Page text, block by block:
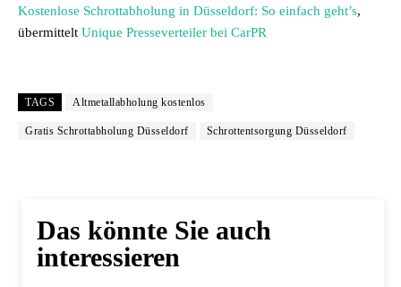
Kostenlose Schrottabholung in Düsseldorf: So einfach geht’s,
übermittelt Unique Presseverteiler bei CarPR
TAGS Altmetallabholung kostenlos
Gratis Schrottabholung Düsseldorf Schrottentsorgung Düsseldorf
Das könnte Sie auch
interessieren